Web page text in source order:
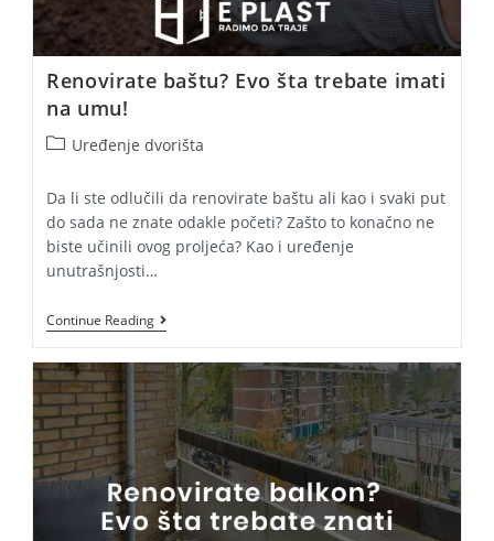
Renovirate baštu? Evo šta trebate imati
na umu!
PostUređenje dvorišta
Da li ste odlučili da renovirate baštu ali kao i svaki put
do sada ne znate odakle početi? Zašto to konačno ne
biste učinili ovog proljeća? Kao i uređenje
unutrašnjosti…
Continue ReadingRenovirate
Baštu?
Šta
Trebate
Imati
Na
Umu!